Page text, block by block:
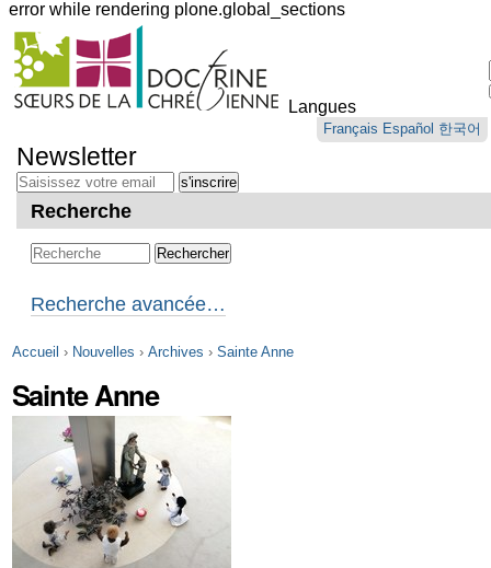
error while rendering plone.global_sections
Outils
personnels
Langues
Français Español 한국어
au
contenu.
Aller
navigation
Newsletter
Recherche
Recherche avancée…
Accueil › Nouvelles › Archives › Sainte Anne
Sainte Anne